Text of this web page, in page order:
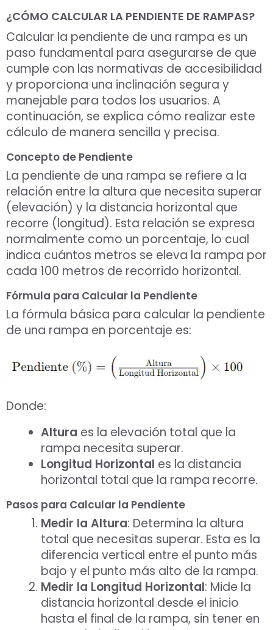
¿CÓMO CALCULAR LA PENDIENTE DE RAMPAS?
Calcular la pendiente de una rampa es un
paso fundamental para asegurarse de que
cumple con las normativas de accesibilidad
y proporciona una inclinación segura y
manejable para todos los usuarios. A
continuación, se explica cómo realizar este
cálculo de manera sencilla y precisa.
Concepto de Pendiente
La pendiente de una rampa se refiere a la
relación entre la altura que necesita superar
(elevación) y la distancia horizontal que
recorre (longitud). Esta relación se expresa
normalmente como un porcentaje, lo cual
indica cuántos metros se eleva la rampa por
cada 100 metros de recorrido horizontal.
Fórmula para Calcular la Pendiente
La fórmula básica para calcular la pendiente
de una rampa en porcentaje es:
Donde:
Altura es la elevación total que la
rampa necesita superar.
Longitud Horizontal es la distancia
horizontal total que la rampa recorre.
Pasos para Calcular la Pendiente
Medir la Altura: Determina la altura
total que necesitas superar. Esta es la
diferencia vertical entre el punto más
bajo y el punto más alto de la rampa.
Medir la Longitud Horizontal: Mide la
distancia horizontal desde el inicio
hasta el final de la rampa, sin tener en